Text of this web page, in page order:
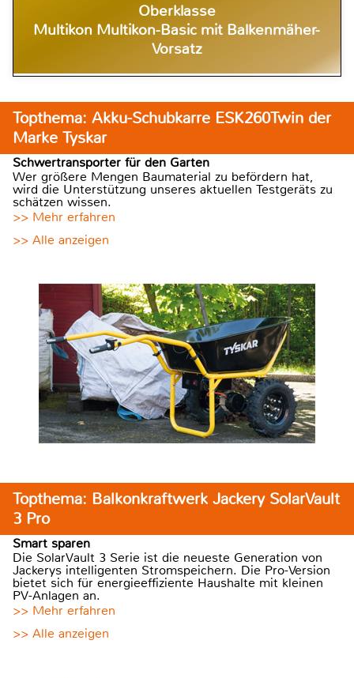
Oberklasse
Multikon Multikon-Basic mit Balkenmäher-
Vorsatz
Topthema: Akku-Schubkarre ESK260Twin der
Marke Tyskar
Schwertransporter für den Garten
Wer größere Mengen Baumaterial zu befördern hat,
wird die Unterstützung unseres aktuellen Testgeräts zu
schätzen wissen.
>> Mehr erfahren
>> Alle anzeigen
Topthema: Balkonkraftwerk Jackery SolarVault
3 Pro
Smart sparen
Die SolarVault 3 Serie ist die neueste Generation von
Jackerys intelligenten Stromspeichern. Die Pro-Version
bietet sich für energieeffiziente Haushalte mit kleinen
PV-Anlagen an.
>> Mehr erfahren
>> Alle anzeigen